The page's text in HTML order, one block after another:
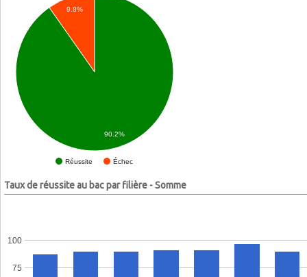
Réussite Échec
9.8%
90.2%
Taux de réussite au bac par filière - Somme
75
100